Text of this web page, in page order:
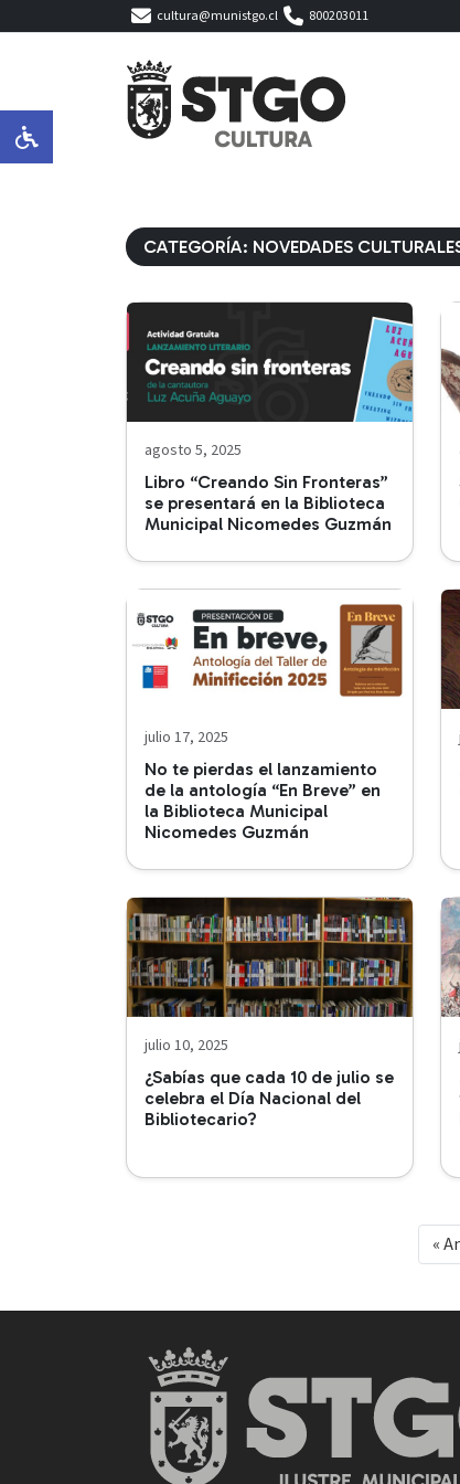
cultura@munistgo.cl 800203011
CATEGORÍA: NOVEDADES
agosto 5, 2025
Libro “Creando Sin Fronteras”
se presentará en la Biblioteca
Municipal Nicomedes Guzmán
julio 17, 2025
No te pierdas el lanzamiento
de la antología “En Breve” en
la Biblioteca Municipal
Nicomedes Guzmán
julio 10, 2025
¿Sabías que cada 10 de julio se
celebra el Día Nacional del
Bibliotecario?
«